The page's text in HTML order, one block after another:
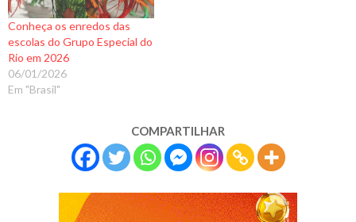
Conheça os enredos das
escolas do Grupo Especial do
Rio em 2026
06/01/2026
Em "Brasil"
COMPARTILHAR